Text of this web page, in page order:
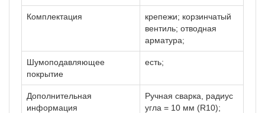
Комплектация крепежи; корзинчатый
вентиль; отводная
арматура;
Шумоподавляющее
покрытие
есть;
Дополнительная
информация
Ручная сварка, радиус
угла = 10 мм (R10);